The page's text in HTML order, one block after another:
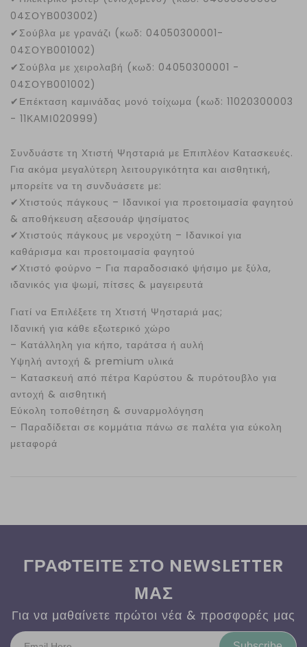
04ΣΟΥΒ003002)
✔ Σούβλα με γρανάζι (κωδ: 04050300001-
04ΣΟΥΒ001002)
✔ Σούβλα με χειρολαβή (κωδ: 04050300001 -
04ΣΟΥΒ001002)
✔ Επέκταση καμινάδας μονό τοίχωμα (κωδ: 11020300003
- 11ΚΑΜΙ020999)
Συνδυάστε τη Χτιστή Ψησταριά με Επιπλέον Κατασκευές.
Για ακόμα μεγαλύτερη λειτουργικότητα και αισθητική,
μπορείτε να τη συνδυάσετε με:
✔Χτιστούς πάγκους – Ιδανικοί για προετοιμασία φαγητού
& αποθήκευση αξεσουάρ ψησίματος
✔Χτιστούς πάγκους με νεροχύτη – Ιδανικοί για
καθάρισμα και προετοιμασία φαγητού
✔Χτιστό φούρνο – Για παραδοσιακό ψήσιμο με ξύλα,
ιδανικός για ψωμί, πίτσες & μαγειρευτά
Γιατί να Επιλέξετε τη Χτιστή Ψησταριά μας;
Ιδανική για κάθε εξωτερικό χώρο
– Κατάλληλη για κήπο, ταράτσα ή αυλή
Υψηλή αντοχή & premium υλικά
– Κατασκευή από πέτρα Καρύστου & πυρότουβλο για
αντοχή & αισθητική
Εύκολη τοποθέτηση & συναρμολόγηση
– Παραδίδεται σε κομμάτια πάνω σε παλέτα για εύκολη
μεταφορά
ΓΡΑΦΤΕΙΤΕ ΣΤΟ NEWSLETTER
ΜΑΣ
Για να μαθαίνετε πρώτοι νέα & προσφορές μας